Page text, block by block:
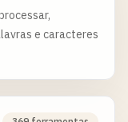
e caracteres